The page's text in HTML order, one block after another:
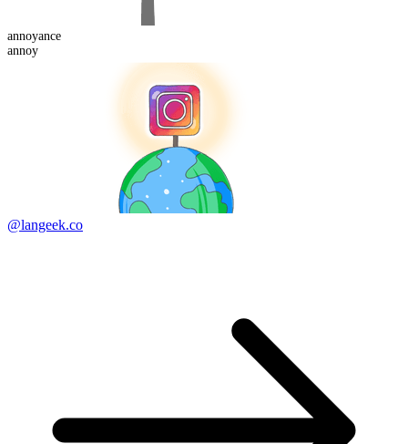
annoyance
annoy
@langeek.co